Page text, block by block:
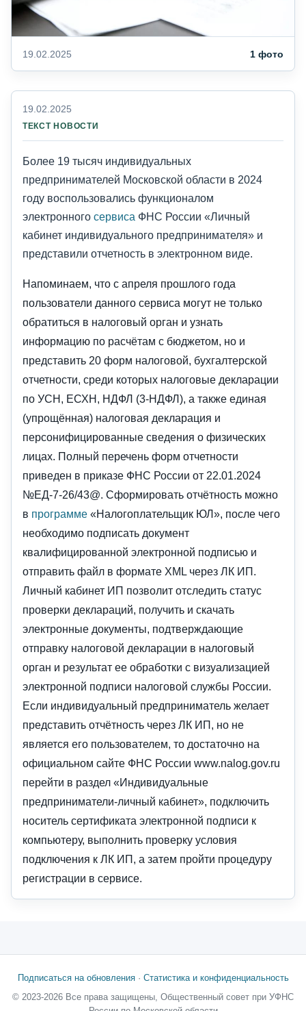
19.02.2025 1 фото
19.02.2025
ТЕКСТ НОВОСТИ
Более 19 тысяч индивидуальных
предпринимателей Московской области в 2024
году воспользовались функционалом
электронного сервиса ФНС России «Личный
кабинет индивидуального предпринимателя» и
представили отчетность в электронном виде.
Напоминаем, что с апреля прошлого года
пользователи данного сервиса могут не только
обратиться в налоговый орган и узнать
информацию по расчётам с бюджетом, но и
представить 20 форм налоговой, бухгалтерской
отчетности, среди которых налоговые декларации
по УСН, ЕСХН, НДФЛ (3-НДФЛ), а также единая
(упрощённая) налоговая декларация и
персонифицированные сведения о физических
лицах. Полный перечень форм отчетности
приведен в приказе ФНС России от 22.01.2024
№ЕД-7-26/43@. Сформировать отчётность можно
в программе «Налогоплательщик ЮЛ», после чего
необходимо подписать документ
квалифицированной электронной подписью и
отправить файл в формате XML через ЛК ИП.
Личный кабинет ИП позволит отследить статус
проверки деклараций, получить и скачать
электронные документы, подтверждающие
отправку налоговой декларации в налоговый
орган и результат ее обработки с визуализацией
электронной подписи налоговой службы России.
Если индивидуальный предприниматель желает
представить отчётность через ЛК ИП, но не
является его пользователем, то достаточно на
официальном сайте ФНС России www.nalog.gov.ru
перейти в раздел «Индивидуальные
предприниматели-личный кабинет», подключить
носитель сертификата электронной подписи к
компьютеру, выполнить проверку условия
подключения к ЛК ИП, а затем пройти процедуру
регистрации в сервисе.
Подписаться на обновления· Статистика и конфиденциальность
© 2023-2026 Все права защищены, Общественный совет при УФНС